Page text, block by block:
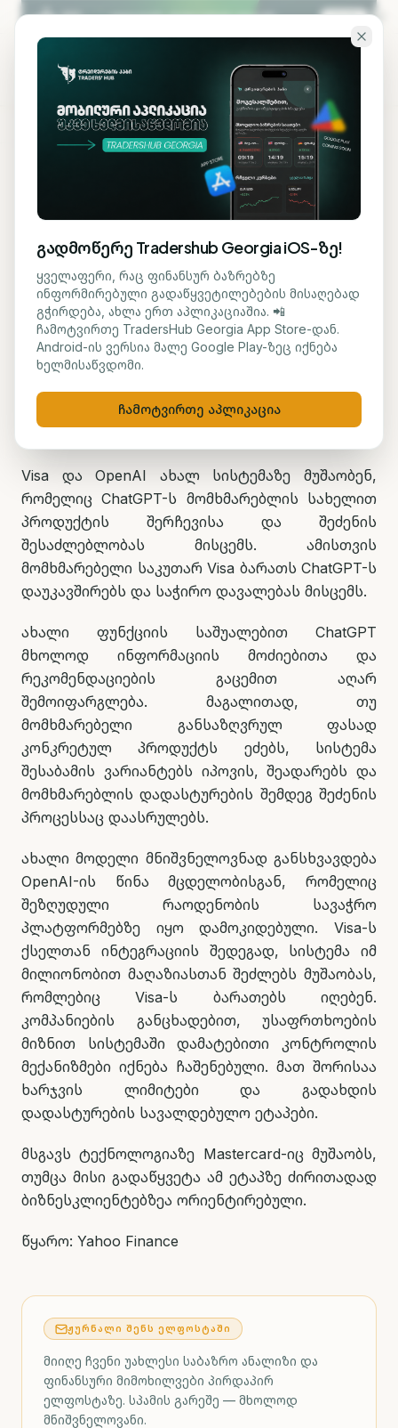
გადადი ძირითად შინაარსზე
KA EN
AI ᲢᲔᲥᲜᲝᲚᲝᲒᲘᲐ
Visa ChatGPT-ში
გადახდის ფუნქციას
ამატებს
მარიამ ქადარია 11 ივნისი, 2026 1 წთ კითხვა
Visa და OpenAI ახალ სისტემაზე მუშაობენ,
რომელიც ChatGPT-ს მომხმარებლის სახელით
პროდუქტის შერჩევისა და შეძენის
შესაძლებლობას მისცემს. ამისთვის
მომხმარებელი საკუთარ Visa ბარათს ChatGPT-ს
დაუკავშირებს და საჭირო დავალებას მისცემს.
ახალი ფუნქციის საშუალებით ChatGPT
მხოლოდ ინფორმაციის მოძიებითა და
რეკომენდაციების გაცემით აღარ
შემოიფარგლება. მაგალითად, თუ
მომხმარებელი განსაზღვრულ ფასად
კონკრეტულ პროდუქტს ეძებს, სისტემა
შესაბამის ვარიანტებს იპოვის, შეადარებს და
მომხმარებლის დადასტურების შემდეგ შეძენის
პროცესსაც დაასრულებს.
ახალი მოდელი მნიშვნელოვნად განსხვავდება
OpenAI-ის წინა მცდელობისგან, რომელიც
შეზღუდული რაოდენობის სავაჭრო
პლატფორმებზე იყო დამოკიდებული. Visa-ს
ქსელთან ინტეგრაციის შედეგად, სისტემა იმ
მილიონობით მაღაზიასთან შეძლებს მუშაობას,
რომლებიც Visa-ს ბარათებს იღებენ.
კომპანიების განცხადებით, უსაფრთხოების
მიზნით სისტემაში დამატებითი კონტროლის
მექანიზმები იქნება ჩაშენებული. მათ შორისაა
ხარჯვის ლიმიტები და გადახდის
დადასტურების სავალდებულო ეტაპები.
მსგავს ტექნოლოგიაზე Mastercard-იც მუშაობს,
თუმცა მისი გადაწყვეტა ამ ეტაპზე ძირითადად
ბიზნესკლიენტებზეა ორიენტირებული.
წყარო: Yahoo Finance
ᲟᲣᲠᲜᲐᲚᲘ ᲨᲔᲜᲡ ᲔᲚᲤᲝᲡᲢᲐᲨᲘ
მიიღე ჩვენი უახლესი საბაზრო ანალიზი და
ფინანსური მიმოხილვები პირდაპირ
ელფოსტაზე. სპამის გარეშე — მხოლოდ
მნიშვნელოვანი.
გადმოწერე Tradershub Georgia iOS-ზე!
ყველაფერი, რაც ფინანსურ ბაზრებზე
ინფორმირებული გადაწყვეტილებების მისაღებად
გჭირდება, ახლა ერთ აპლიკაციაშია. 📲
ჩამოტვირთე TradersHub Georgia App Store-დან.
Android-ის ვერსია მალე Google Play-ზეც იქნება
ხელმისაწვდომი.
ჩამოტვირთე აპლიკაცია